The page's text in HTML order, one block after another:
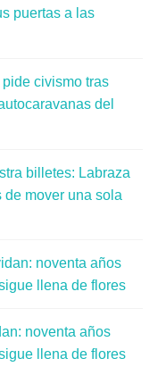
puertas a las
pide civismo tras
del
billetes: Labraza
mover una sola
noventa años
llena de flores
noventa años
llena de flores